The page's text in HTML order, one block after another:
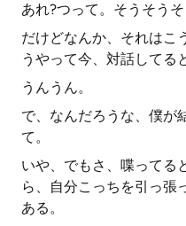
あれ?つって。そうそうそ
だけどなんか、それはこ
うやって今、対話してる
うんうん。
で、なんだろうな、僕が
て。
いや、でもさ、喋ってる
ら、自分こっちを引っ張
ある。